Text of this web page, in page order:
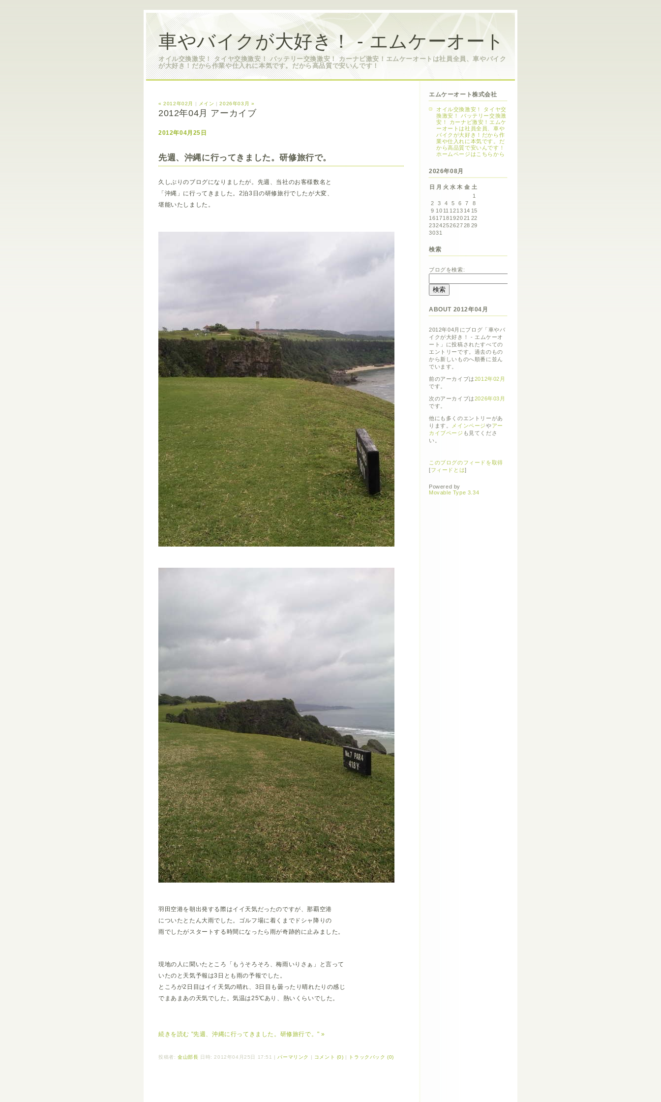
車やバイクが大好き！ - エムケーオート
オイル交換激安！ タイヤ交換激安！ バッテリー交換激安！ カーナビ激安！エムケーオートは社員全員、車やバイク
が大好き！だから作業や仕入れに本気です。だから高品質で安いんです！
« 2012年02月 | メイン |2026年03月 »
2012年04月 アーカイブ
2012年04月25日
先週、沖縄に行ってきました。研修旅行で。
久しぶりのブログになりましたが。先週、当社のお客様数名と
「沖縄」に行ってきました。2泊3日の研修旅行でしたが大変、
堪能いたしました。
羽田空港を朝出発する際はイイ天気だったのですが、那覇空港
についたとたん大雨でした。ゴルフ場に着くまでドシャ降りの
雨でしたがスタートする時間になったら雨が奇跡的に止みました。
現地の人に聞いたところ「もうそろそろ、梅雨いりさぁ」と言って
いたのと天気予報は3日とも雨の予報でした。
ところが2日目はイイ天気の晴れ、3日目も曇ったり晴れたりの感じ
でまあまあの天気でした。気温は25℃あり、熱いくらいでした。
続きを読む "先週、沖縄に行ってきました。研修旅行で。" »
投稿者: 金山部長 日時: 2012年04月25日 17:51 | パーマリンク | コメント (0) | トラックバック (0)
エムケーオート株式会社
オイル交換激安！ タイヤ交
換激安！ バッテリー交換激
安！ カーナビ激安！エムケ
ーオートは社員全員、車や
バイクが大好き！だから作
業や仕入れに本気です。だ
から高品質で安いんです！
ホームページはこちらから
2026年08月
日 月 火 水 木 金 土
1
2
3 4 5 6 7
8
9 10 11 1213 14 15
161718192021 22
232425262728 29
3031
検索
ブログを検索:
ABOUT 2012年04月
2012年04月にブログ「車やバ
イクが大好き！ - エムケーオ
ート」に投稿されたすべての
エントリーです。過去のもの
から新しいものへ順番に並ん
でいます。
前のアーカイブは2012年02月
です。
次のアーカイブは2026年03月
です。
他にも多くのエントリーがあ
ります。
メインページやアー
カイブページ も見てくださ
い。
このブログのフィードを取得
[フィードとは]
Powered by
Movable Type 3.34